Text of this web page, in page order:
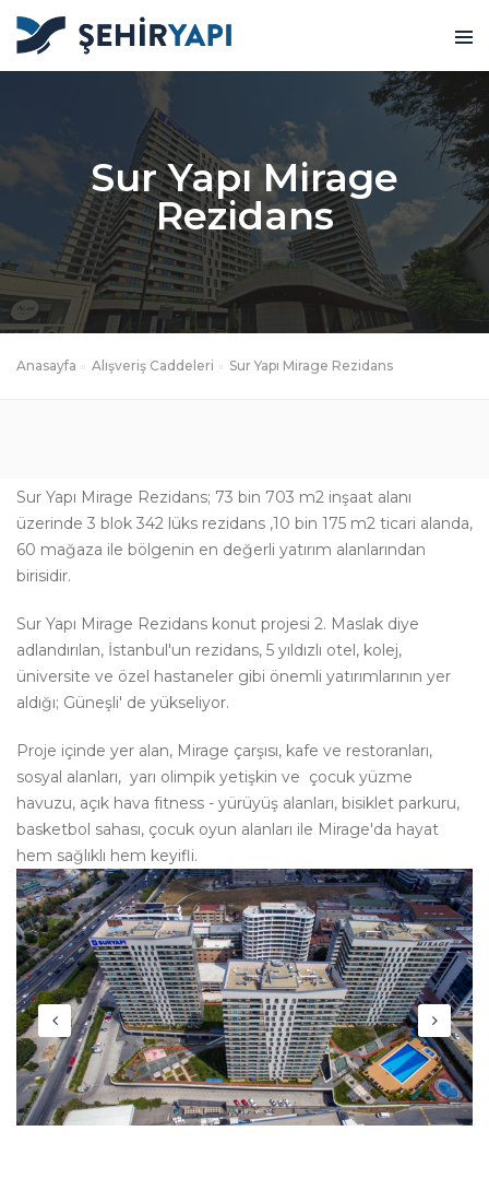
Sur Yapı Mirage
Rezidans
Anasayfa Alışveriş Caddeleri Sur Yapı Mirage Rezidans
Sur Yapı Mirage Rezidans; 73 bin 703 m2 inşaat alanı
üzerinde 3 blok 342 lüks rezidans ,10 bin 175 m2 ticari alanda,
60 mağaza ile bölgenin en değerli yatırım alanlarından
birisidir.
Sur Yapı Mirage Rezidans konut projesi 2. Maslak diye
adlandırılan, İstanbul'un rezidans, 5 yıldızlı otel, kolej,
üniversite ve özel hastaneler gibi önemli yatırımlarının yer
aldığı; Güneşli' de yükseliyor.
Proje içinde yer alan, Mirage çarşısı, kafe ve restoranları,
sosyal alanları, yarı olimpik yetişkin ve çocuk yüzme
havuzu, açık hava fitness - yürüyüş alanları, bisiklet parkuru,
basketbol sahası, çocuk oyun alanları ile Mirage'da hayat
hem sağlıklı hem keyifli.